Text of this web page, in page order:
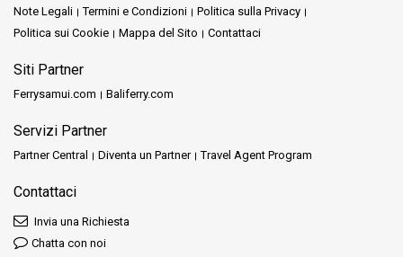
di autobus di distanza.
come il Terminal degli Autobus di Pattaya ampliano gli orizzonti
fascino famoso di
Chiang Mai
unico della Thailandia, pronta per essere esplorata.
La Stazione degli Autobus del Centro Turistico di Hua Hin non è
Note Legali
Termini e Condizioni
Politica sulla Privacy
Politica sui Cookie
Mappa del Sito Contattaci
Siti Partner
Ferrysamui.com Baliferry.com
Servizi Partner
Partner Central Diventa un Partner Travel Agent Program
Contattaci
Invia una Richiesta
Chatta con noi